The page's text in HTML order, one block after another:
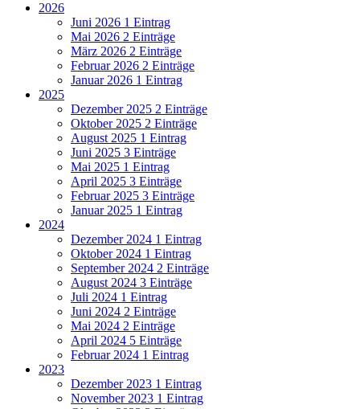
2026
Juni 2026 1 Eintrag
Mai 2026 2 Einträge
März 2026 2 Einträge
Februar 2026 2 Einträge
Januar 2026 1 Eintrag
2025
Dezember 2025 2 Einträge
Oktober 2025 2 Einträge
August 2025 1 Eintrag
Juni 2025 3 Einträge
Mai 2025 1 Eintrag
April 2025 3 Einträge
Februar 2025 3 Einträge
Januar 2025 1 Eintrag
2024
Dezember 2024 1 Eintrag
Oktober 2024 1 Eintrag
September 2024 2 Einträge
August 2024 3 Einträge
Juli 2024 1 Eintrag
Juni 2024 2 Einträge
Mai 2024 2 Einträge
April 2024 5 Einträge
Februar 2024 1 Eintrag
2023
Dezember 2023 1 Eintrag
November 2023 1 Eintrag